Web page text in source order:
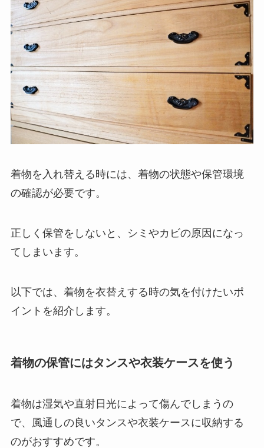
着物を入れ替える時には、着物の状態や保管環境
の確認が必要です。
正しく保管をしないと、シミやカビの原因になっ
てしまいます。
以下では、着物を衣替えする時の気を付けたいポ
イントを紹介します。
着物の保管にはタンスや衣装ケースを使う
着物は湿気や直射日光によって傷んでしまうの
で、風通しの良いタンスや衣装ケースに収納する
のがおすすめです。